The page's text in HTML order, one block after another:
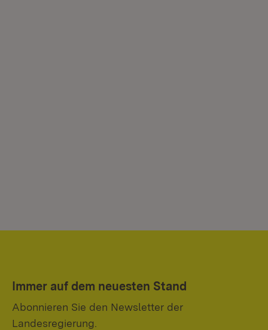
Immer auf dem neuesten Stand
Abonnieren Sie den Newsletter der
Landesregierung.